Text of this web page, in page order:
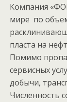
Компания
мире по
пласта на
Помимо
сервисных
добычи,
Численность